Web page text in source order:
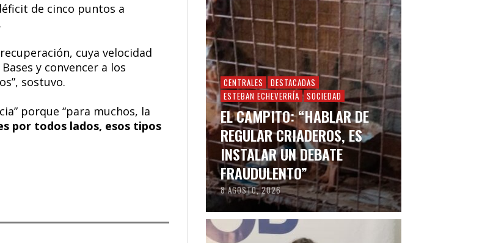
de cinco puntos a
cuya velocidad
y convencer a los
sostuvo.
porque “para muchos, la
por todos lados, esos tipos
CENTRALES
DESTACADAS
ESTEBAN ECHEVERRÍA
SOCIEDAD
EL CAMPITO: “HABLAR DE
REGULAR CRIADEROS, ES
INSTALAR UN DEBATE
FRAUDULENTO”
8 AGOSTO, 2026